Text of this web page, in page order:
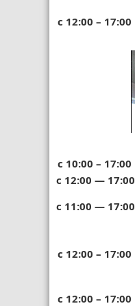
с 12:00 – 17:00
с 10:00 – 17:00
с 12:00 — 17:00
с 11:00 — 17:00
с 12:00 – 17:00
с 12:00 – 17:00